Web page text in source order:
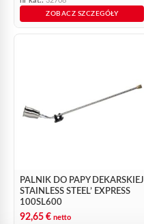
ZOBACZ SZCZEGÓŁY
PALNIK DO PAPY DEKARSKIEJ
STAINLESS STEEL’ EXPRESS
100SL600
92,65 € netto